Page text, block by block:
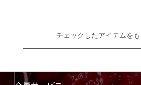
チェックしたアイテムを